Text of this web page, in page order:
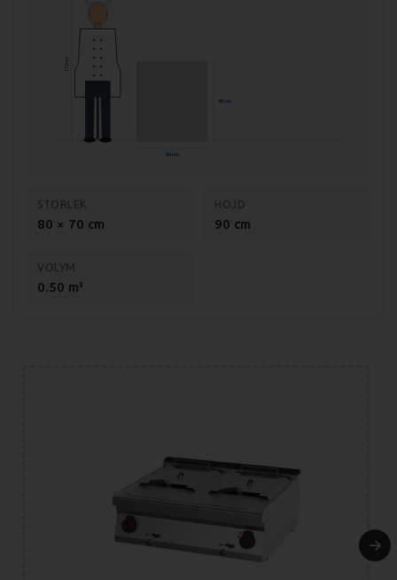
Specifikationer fritös FE 70/80 E:
Mått (LxBxH): 400x700x900 mm
Anslutning: 400V, 3-fas
Godstjocklek: 1,2 mm
175 cm
90 cm
80 cm
STORLEK
80 × 70 cm
HÖJD
90 cm
VOLYM
0.50 m³